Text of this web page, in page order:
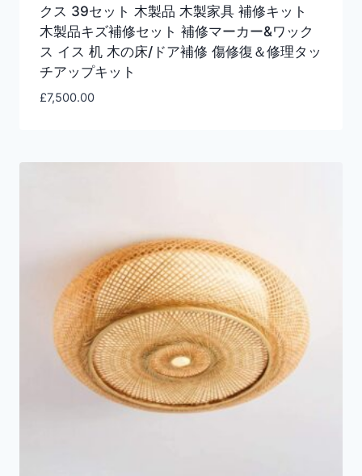
クス 39セット 木製品 木製家具 補修キット
木製品キズ補修セット 補修マーカー&ワック
ス イス 机 木の床/ドア補修 傷修復＆修理タッ
チアップキット
£7,500.00